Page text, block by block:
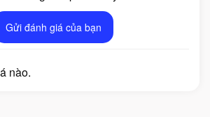
Gửi đánh giá của bạn
nào.